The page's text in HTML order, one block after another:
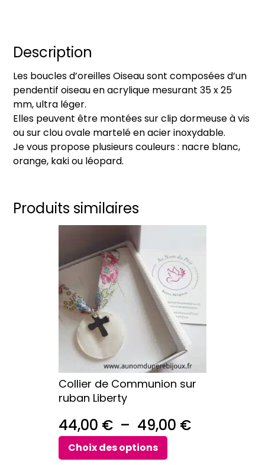
ou
percées)
Description
Les boucles d’oreilles Oiseau sont composées d’un
pendentif oiseau en acrylique mesurant 35 x 25
mm, ultra léger.
Elles peuvent être montées sur clip dormeuse à vis
ou sur clou ovale martelé en acier inoxydable.
Je vous propose plusieurs couleurs : nacre blanc,
orange, kaki ou léopard.
Produits similaires
Collier de Communion sur
ruban Liberty
44,00 € – 49,00 €Plage
Choix des options
plusieurs
variations.
Les
options
peuvent
être
choisies
sur
la
page
produit